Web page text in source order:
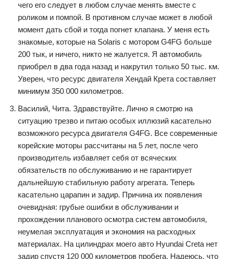
чего его следует в любом случае менять вместе с
роликом и помпой. В противном случае может в любой
момент дать сбой и тогда погнет клапана. У меня есть
знакомые, которые на Solaris с мотором G4FG больше
200 тык, и ничего, никто не жалуется. Я автомобиль
приобрел в два года назад и накрутил только 50 тыс. км.
Уверен, что ресурс двигателя Хендай Крета составляет
минимум 350 000 километров.
Василий, Чита. Здравствуйте. Лично я смотрю на
ситуацию трезво и питаю особых иллюзий касательно
возможного ресурса двигателя G4FG. Все современные
корейские моторы рассчитаны на 5 лет, после чего
производитель избавляет себя от всяческих
обязательств по обслуживанию и не гарантирует
дальнейшую стабильную работу агрегата. Теперь
касательно царапин и задир. Причина их появления
очевидная: грубые ошибки в обслуживании и
прохождении планового осмотра систем автомобиля,
неумелая эксплуатация и экономия на расходных
материалах. На цилиндрах моего авто Hyundai Creta нет
задир спустя 120 000 километров пробега. Надеюсь, что